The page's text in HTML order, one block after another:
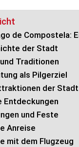
de Compostela:
der Stadt
Traditionen
als Pilgerziel
der Stadt
Entdeckungen
und Feste
Anreise
mit dem Flugzeug